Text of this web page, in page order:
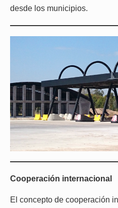
desde los municipios.
Cooperación internacional
El concepto de cooperación